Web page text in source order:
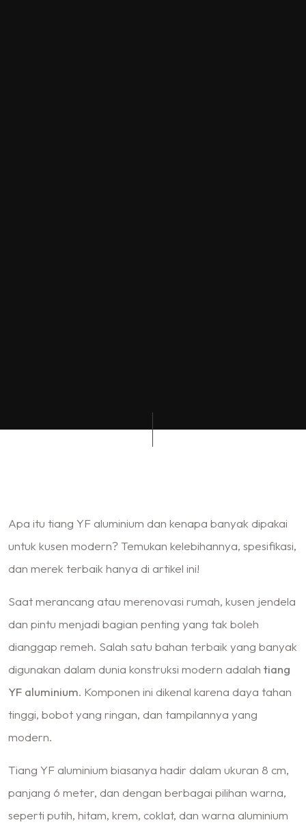
Apa itu tiang YF aluminium dan kenapa banyak dipakai
untuk kusen modern? Temukan kelebihannya, spesifikasi,
dan merek terbaik hanya di artikel ini!
Saat merancang atau merenovasi rumah, kusen jendela
dan pintu menjadi bagian penting yang tak boleh
dianggap remeh. Salah satu bahan terbaik yang banyak
digunakan dalam dunia konstruksi modern adalah tiang
YF aluminium. Komponen ini dikenal karena daya tahan
tinggi, bobot yang ringan, dan tampilannya yang
modern.
Tiang YF aluminium biasanya hadir dalam ukuran 8 cm,
panjang 6 meter, dan dengan berbagai pilihan warna,
seperti putih, hitam, krem, coklat, dan warna aluminium